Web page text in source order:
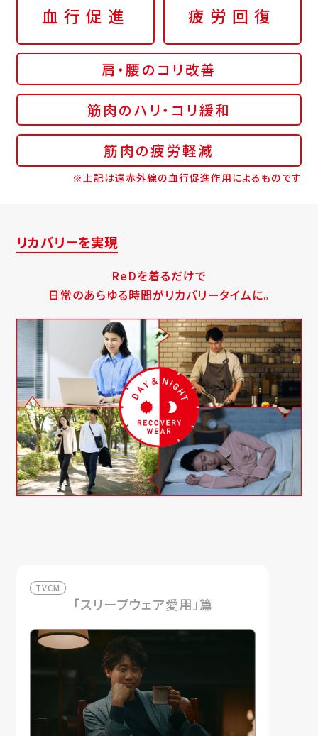
血行促進 疲労回復
肩・腰のコリ改善
筋肉のハリ・コリ緩和
筋肉の疲労軽減
※上記は遠赤外線の血行促進作用によるものです
リカバリーを実現
ReDを着るだけで
日常のあらゆる時間がリカバリータイムに。
TVCM
「スリープウェア愛用」篇